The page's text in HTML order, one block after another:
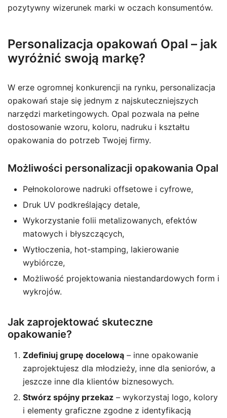
pozytywny wizerunek marki w oczach konsumentów.
Personalizacja opakowań Opal – jak
wyróżnić swoją markę?
W erze ogromnej konkurencji na rynku, personalizacja
opakowań staje się jednym z najskuteczniejszych
narzędzi marketingowych. Opal pozwala na pełne
dostosowanie wzoru, koloru, nadruku i kształtu
opakowania do potrzeb Twojej firmy.
Możliwości personalizacji opakowania Opal
Pełnokolorowe nadruki offsetowe i cyfrowe,
Druk UV podkreślający detale,
Wykorzystanie folii metalizowanych, efektów
matowych i błyszczących,
Wytłoczenia, hot-stamping, lakierowanie
wybiórcze,
Możliwość projektowania niestandardowych form i
wykrojów.
Jak zaprojektować skuteczne
opakowanie?
Zdefiniuj grupę docelową – inne opakowanie
zaprojektujesz dla młodzieży, inne dla seniorów, a
jeszcze inne dla klientów biznesowych.
Stwórz spójny przekaz – wykorzystaj logo, kolory
i elementy graficzne zgodne z identyfikacją